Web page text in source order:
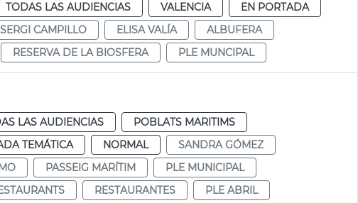
TODAS LAS AUDIENCIAS VALENCIA
EN PORTADA
SERGI CAMPILLO ELISA VALÍA
ALBUFERA
RESERVA DE LA BIOSFERA PLE MUNCIPAL
LAS AUDIENCIAS
POBLATS MARITIMS
TEMÁTICA NORMAL
SANDRA GÓMEZ
PASSEIG MARÍTIM
PLE MUNICIPAL
RESTAURANTES
PLE ABRIL